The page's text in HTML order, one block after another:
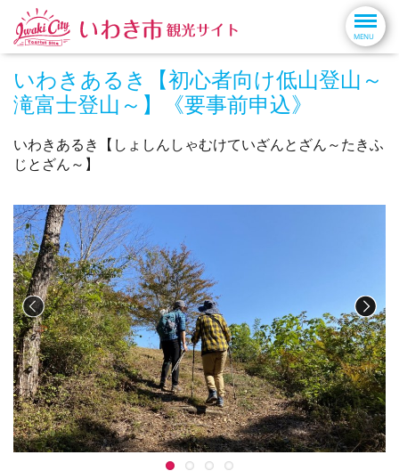
いわきあるき【初心者向け低山登山～
滝富士登山～】《要事前申込》
いわきあるき【しょしんしゃむけていざんとざん～たきふ
じとざん～】